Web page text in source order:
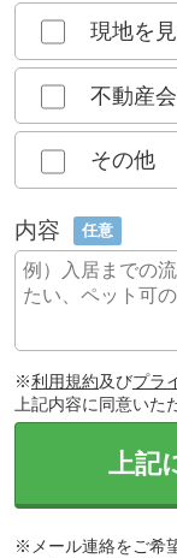
現地を
不動産
その他
内容 任意
※利用規約及びプラ
上記内容に同意いた
上記
※メール連絡をご希